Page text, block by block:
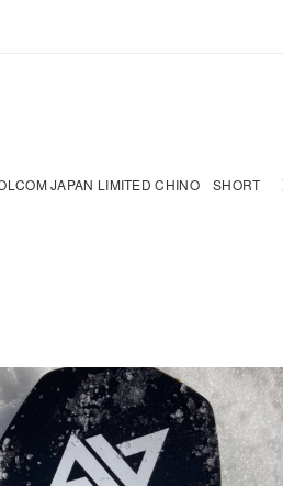
VOLCOM JAPAN LIMITED CHINO SHORT